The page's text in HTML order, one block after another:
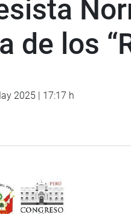
de los
2025 | 17:17 h